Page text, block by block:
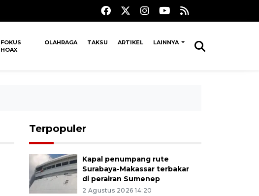
FOKUS
HOAX
OLAHRAGA TAKSU ARTIKEL LAINNYA
Terpopuler
Kapal penumpang rute
Surabaya-Makassar terbakar
di perairan Sumenep
2 Agustus 2026 14:20